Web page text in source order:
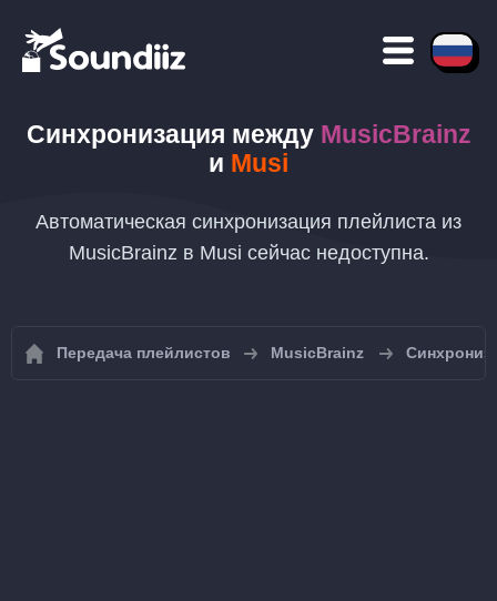
Синхронизация между MusicBrainz
и Musi
Автоматическая синхронизация плейлиста из
MusicBrainz в Musi сейчас недоступна.
Передача плейлистов MusicBrainz